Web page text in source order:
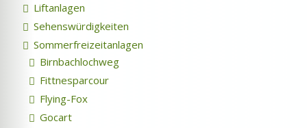
Liftanlagen
Sehenswürdigkeiten
Sommerfreizeitanlagen
Birnbachlochweg
Fittnesparcour
Flying-Fox
Gocart